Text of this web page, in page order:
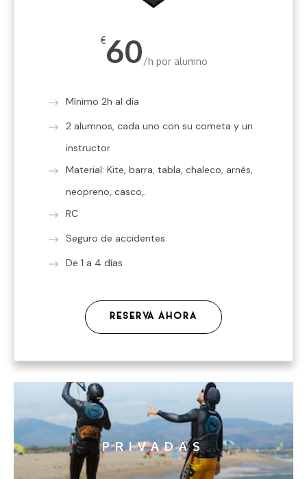
€60/h por alumno
Mínimo 2h al día
2 alumnos, cada uno con su cometa y un
instructor
Material: Kite, barra, tabla, chaleco, arnés,
neopreno, casco,.
RC
Seguro de accidentes
De 1 a 4 días
RESERVA AHORA
PRIVADAS